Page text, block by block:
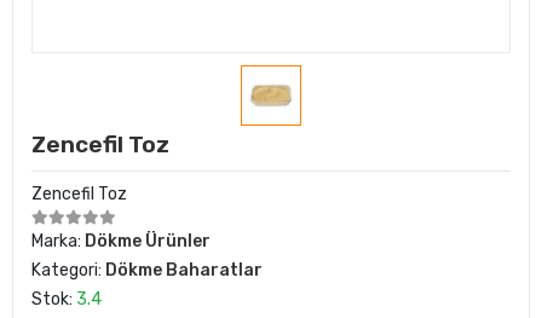
Zencefil Toz
Zencefil Toz
Marka: Dökme Ürünler
Kategori: Dökme Baharatlar
Stok: 3.4